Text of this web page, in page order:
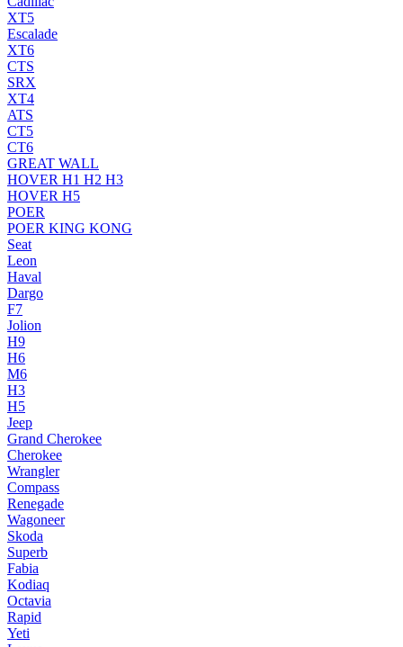
XT5
Escalade
XT6
CTS
SRX
XT4
ATS
CT5
CT6
GREAT WALL
HOVER H1 H2 H3
HOVER H5
POER
POER KING KONG
Seat
Leon
Haval
Dargo
F7
Jolion
H9
H6
M6
H3
H5
Jeep
Grand Cherokee
Cherokee
Wrangler
Compass
Renegade
Wagoneer
Skoda
Superb
Fabia
Kodiaq
Octavia
Rapid
Yeti